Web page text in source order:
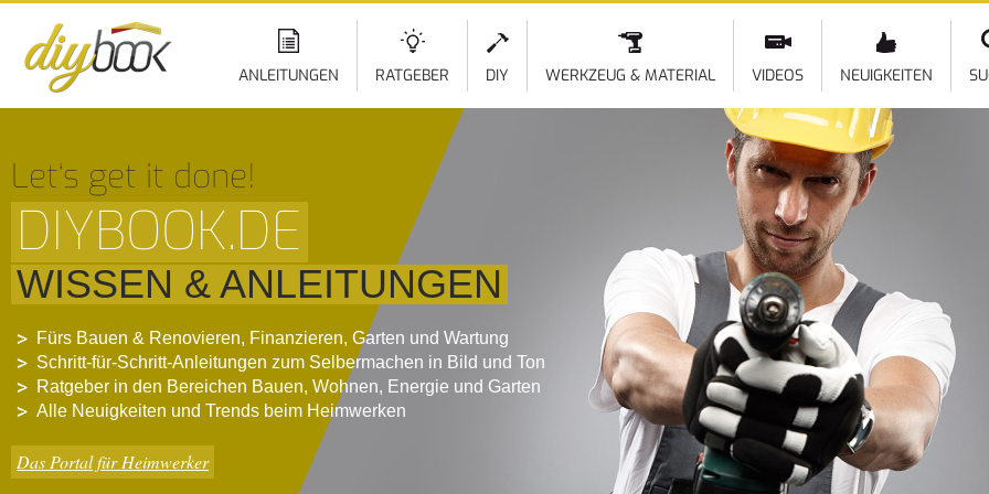
ANLEITUNGEN RATGEBER DIY WERKZEUG & MATERIAL VIDEOS NEUIGKEITEN
Let‘s get it done!
DIYBOOK.DE
WISSEN & ANLEITUNGEN
Fürs Bauen & Renovieren, Finanzieren, Garten und Wartung
Schritt-für-Schritt-Anleitungen zum Selbermachen in Bild und Ton
Ratgeber in den Bereichen Bauen, Wohnen, Energie und Garten
Alle Neuigkeiten und Trends beim Heimwerken
Das Portal für Heimwerker